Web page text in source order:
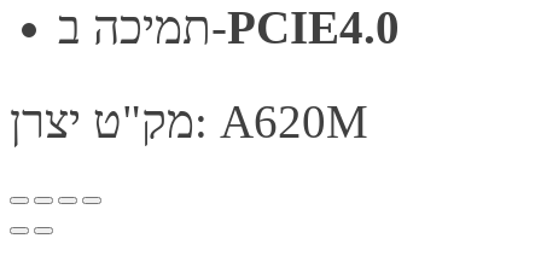
תמיכה ב-PCIE4.0
מק"ט יצרן: A620M